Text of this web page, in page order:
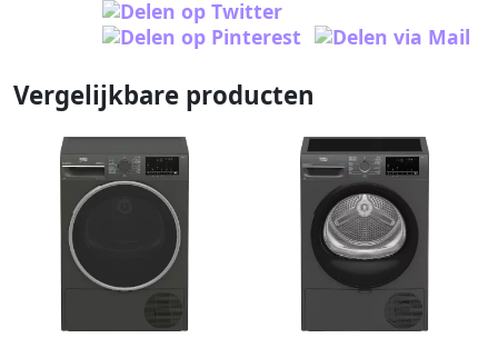
Vergelijkbare producten